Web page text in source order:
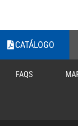
CATÁLOGO
FAQS